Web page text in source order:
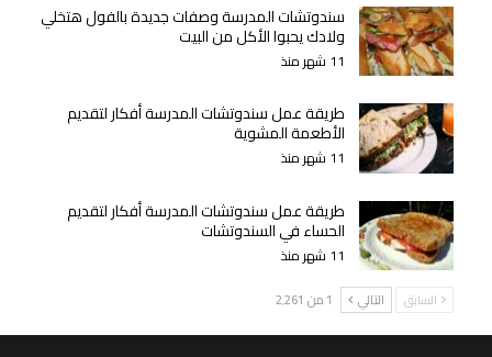
سندوتشات المدرسة وصفات جديدة بالفول هتخلي
ولادك يحبوا الأكل من البيت
11 شهر منذ
طريقة عمل سندوتشات المدرسة أفكار لتقديم
الأطعمة المشوية
11 شهر منذ
طريقة عمل سندوتشات المدرسة أفكار لتقديم
الحساء في السندوتشات
11 شهر منذ
السابق التالي 1 من 2٬261